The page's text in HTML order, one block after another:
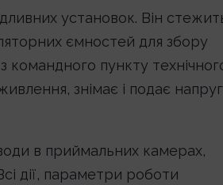
установок. Він
ємностей для збору
командного пункту
знімає і подає
в приймальних камерах,
дії, параметри роботи